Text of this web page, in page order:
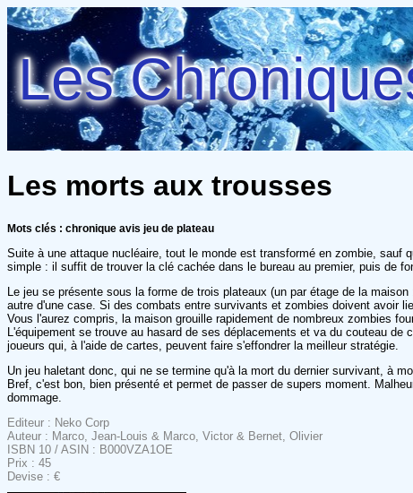
Les
Les morts aux trousses
Mots clés : chronique avis jeu de plateau
Suite à une attaque nucléaire, tout le monde est transformé en zombie,
simple : il suffit de trouver la clé cachée dans le bureau au premier, puis de
Le jeu se présente sous la forme de trois plateaux (un par étage de la
autre d'une case. Si des combats entre survivants et zombies doivent avoir
Vous l'aurez compris, la maison grouille rapidement de nombreux zombies
L'équipement se trouve au hasard de ses déplacements et va du couteau
joueurs qui, à l'aide de cartes, peuvent faire s'effondrer la meilleur stratégie.
Un jeu haletant donc, qui ne se termine qu'à la mort du dernier survivant, à
Bref, c'est bon, bien présenté et permet de passer de supers moment.
dommage.
Editeur : Neko Corp
Auteur : Marco, Jean-Louis & Marco, Victor & Bernet, Olivier
ISBN 10 / ASIN : B000VZA1OE
Prix : 45
Devise : €